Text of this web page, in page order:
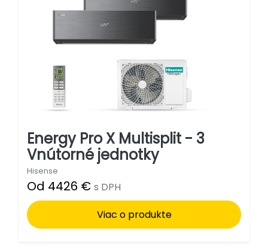
Energy Pro X Multisplit - 3
Vnútorné jednotky
Hisense
Od 4426 € s DPH
Viac o produkte